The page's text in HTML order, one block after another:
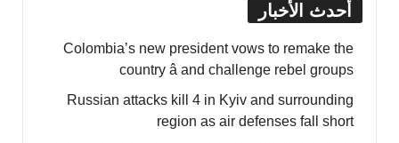
أحدث الأخبار
Colombia’s new president vows to remake the
country â and challenge rebel groups
Russian attacks kill 4 in Kyiv and surrounding
region as air defenses fall short